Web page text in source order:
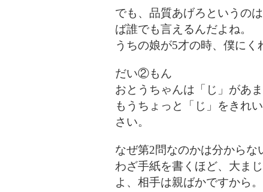
でも、品質あげろというの
ば誰でも言えるんだよね。
うちの娘が5才の時、僕にく
だい②もん
おとうちゃんは「じ」があ
もうちょっと「じ」をきれ
さい。
なぜ第2問なのかは分から
わざ手紙を書くほど、大ま
よ、相手は親ばかですから。